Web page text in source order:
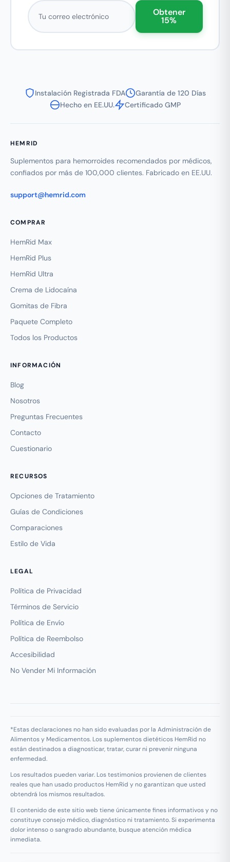
Correo electrónico
Obtener
15%
Instalación Registrada FDA
Garantía de 120 Días
Hecho en EE.UU.
Certificado GMP
HEMRID
Suplementos para hemorroides recomendados por médicos,
confiados por más de 100,000 clientes. Fabricado en EE.UU.
support@hemrid.com
COMPRAR
HemRid Max
HemRid Plus
HemRid Ultra
Crema de Lidocaína
Gomitas de Fibra
Paquete Completo
Todos los Productos
INFORMACIÓN
Blog
Nosotros
Preguntas Frecuentes
Contacto
Cuestionario
RECURSOS
Opciones de Tratamiento
Guías de Condiciones
Comparaciones
Estilo de Vida
LEGAL
Política de Privacidad
Términos de Servicio
Política de Envío
Política de Reembolso
Accesibilidad
No Vender Mi Información
*Estas declaraciones no han sido evaluadas por la Administración de
Alimentos y Medicamentos. Los suplementos dietéticos HemRid no
están destinados a diagnosticar, tratar, curar ni prevenir ninguna
enfermedad.
Los resultados pueden variar. Los testimonios provienen de clientes
reales que han usado productos HemRid y no garantizan que usted
obtendrá los mismos resultados.
El contenido de este sitio web tiene únicamente fines informativos y no
constituye consejo médico, diagnóstico ni tratamiento. Si experimenta
dolor intenso o sangrado abundante, busque atención médica
inmediata.